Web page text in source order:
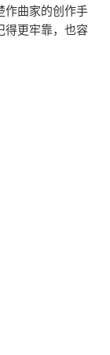
作曲家的创作手
得更牢靠，也容